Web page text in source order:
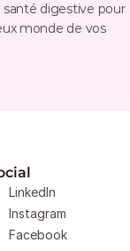
santé digestive pour
monde de vos
LinkedIn
Instagram
Facebook